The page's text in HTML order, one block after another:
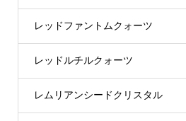
レッドファントムクォーツ
レッドルチルクォーツ
レムリアンシードクリスタル